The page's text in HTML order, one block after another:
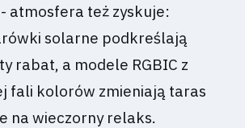
atmosfera też zyskuje:
solarne podkreślają
rabat, a modele RGBIC z
fali kolorów zmieniają taras
na wieczorny relaks.